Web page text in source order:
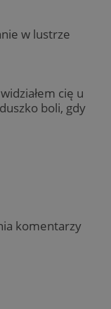
w lustrze
cię u
boli, gdy
komentarzy